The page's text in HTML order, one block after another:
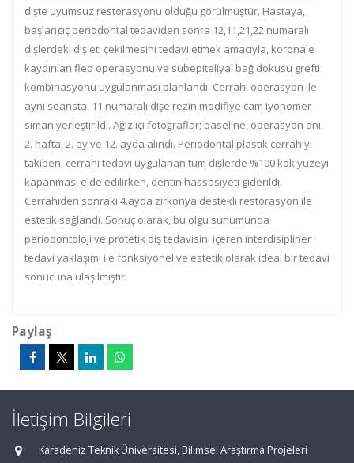
dişte uyumsuz restorasyonu olduğu görülmüştür. Hastaya,
başlangıç periodontal tedaviden sonra 12,11,21,22 numaralı
dişlerdeki diş eti çekilmesini tedavi etmek amacıyla, koronale
kaydırılan flep operasyonu ve subepiteliyal bağ dokusu grefti
kombinasyonu uygulanması planlandı. Cerrahi operasyon ile
aynı seansta, 11 numaralı dişe rezin modifiye cam iyonomer
siman yerleştirildi. Ağız içi fotoğraflar; baseline, operasyon anı,
2. hafta, 2. ay ve 12. ayda alındı. Periodontal plastik cerrahiyi
takiben, cerrahi tedavi uygulanan tüm dişlerde %100 kök yüzeyi
kapanması elde edilirken, dentin hassasiyeti giderildi.
Cerrahiden sonraki 4.ayda zirkonya destekli restorasyon ile
estetik sağlandı. Sonuç olarak, bu olgu sunumunda
periodontoloji ve protetik diş tedavisini içeren interdisipliner
tedavi yaklaşımı ile fonksiyonel ve estetik olarak ideal bir tedavi
sonucuna ulaşılmıştır.
Paylaş
İletişim Bilgileri
Karadeniz Teknik Üniversitesi, Bilimsel Araştırma Projeleri